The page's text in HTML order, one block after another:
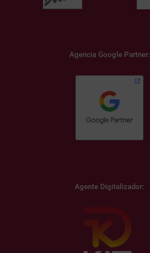
Agencia Google Partner:
Agente Digitalizador: